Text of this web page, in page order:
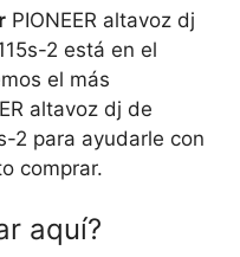
PIONEER altavoz dj
2 está en el
el más
altavoz dj de
2 para ayudarle con
comprar.
aquí?